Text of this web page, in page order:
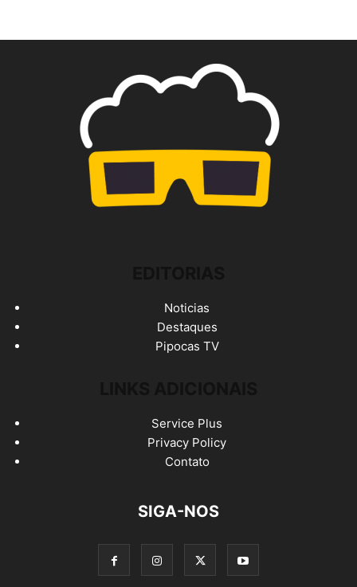
Noticias
Destaques
Pipocas TV
Service Plus
Privacy Policy
Contato
SIGA-NOS